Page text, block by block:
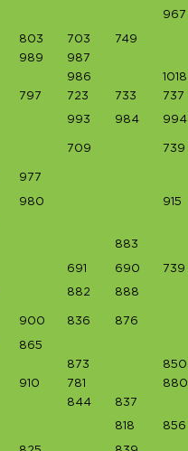
967
803 703 749
989 987
986 1018
797 723 733 737
993 984 994
709 739
977
980 915
883
691 690 739
882 888
900 836 876
865
873 850
910 781 880
844 837
818 856